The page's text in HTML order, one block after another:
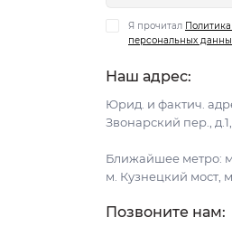
Я прочитал
персональных
Наш адрес:
Юрид. и фактич.
Звонарский пер.,
Ближайшее метро:
м. Кузнецкий мост,
Позвоните нам: